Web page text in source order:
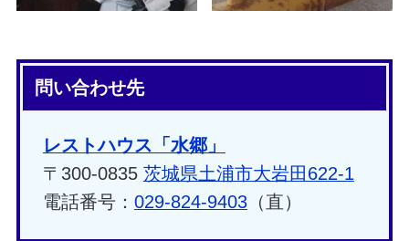
問い合わせ先
レストハウス「水郷」
〒300-0835 茨城県土浦市大岩田622-1
電話番号： 029-824-9403（直）